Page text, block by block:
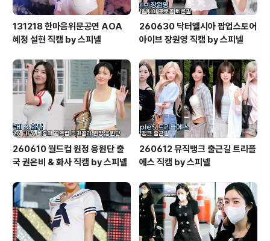
131218 한마음위문공연 AOA
혜정 설현 직캠 by 스피넬
260630 닥터엘시아 팝업스토어
아이브 장원영 직캠 by 스피넬
260610 월드컵 원정 응원단 출
국 권은비 & 화사 직캠 by 스피넬
260612 뮤직뱅크 출근길 트리플
에스 직캠 by 스피넬